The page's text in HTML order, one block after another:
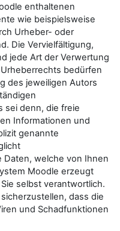
enthaltenen
wie beispielsweise
Urheber- oder
Die Vervielfältigung,
jede Art der Verwertung
bedürfen
des jeweiligen Autors
sei denn, die freie
Informationen und
genannte
Daten, welche von Ihnen
Moodle erzeugt
selbst verantwortlich.
dass die
und Schadfunktionen